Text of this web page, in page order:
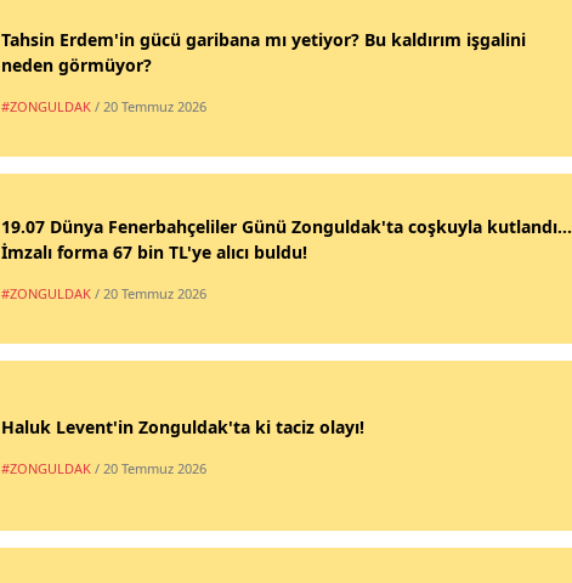
Tahsin Erdem'in gücü garibana mı yetiyor? Bu kaldırım işgalini
neden görmüyor?
#ZONGULDAK / 20 Temmuz 2026
19.07 Dünya Fenerbahçeliler Günü Zonguldak'ta coşkuyla kutlandı...
İmzalı forma 67 bin TL'ye alıcı buldu!
#ZONGULDAK / 20 Temmuz 2026
Haluk Levent'in Zonguldak'ta ki taciz olayı!
#ZONGULDAK / 20 Temmuz 2026